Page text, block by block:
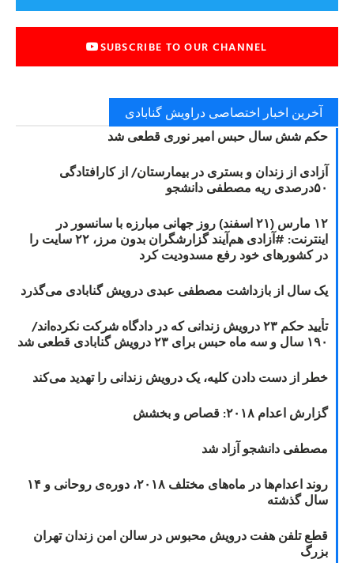
SUBSCRIBE TO OUR CHANNEL
آخرین اخبار اختصاصی دراویش گنابادی
حکم شش سال حبس امیر نوری قطعی شد
آزادی از زندان و بستری در بیمارستان/ از کارافتادگی
۵۰درصدی ریه مصطفی دانشجو
۱۲ مارس (۲۱ اسفند) روز جهانی مبارزه با سانسور در
اینترنت: #آزادی هم‌آیند گزارشگران‌ بدون مرز، ۲۲ سایت را
در کشورهای خود رفع مسدودیت کرد
یک سال از بازداشت مصطفی عبدی درویش گنابادی می‌گذرد
تأیید حکم ۲۳ درویش زندانی که در دادگاه شرکت نکرده‌اند/
۱۹۰ سال و سه ماه حبس برای ۲۳ درویش گنابادی قطعی شد
خطر از دست دادن کلیه، یک درویش زندانی را تهدید می‌کند
گزارش اعدام ۲۰۱۸: قصاص و بخشش
مصطفی دانشجو آزاد شد
روند اعدام‌ها در ماه‌های مختلف ۲۰۱۸، دوره‌ی روحانی و ۱۴
سال گذشته
قطع تلفن هفت درویش محبوس در سالن امن زندان تهران
بزرگ